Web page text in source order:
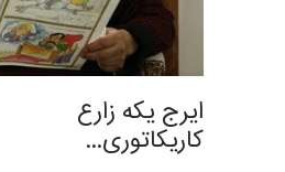
ایرج یکه زارع
کاریکاتوری…